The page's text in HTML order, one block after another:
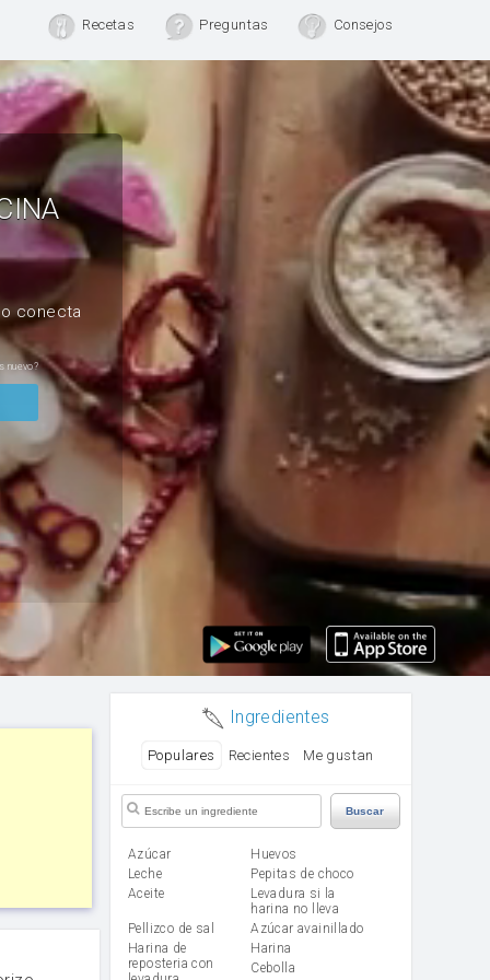
Recetas Preguntas Consejos
conecta
nuevo?
Ingredientes
Populares Recientes Me gustan
Buscar
Azúcar
huevos
leche
Pepitas de choco
aceite
Levadura si la
harina no lleva
Pellizco de sal
Azúcar avainillado
Harina de
reposteria con
harina
cebolla